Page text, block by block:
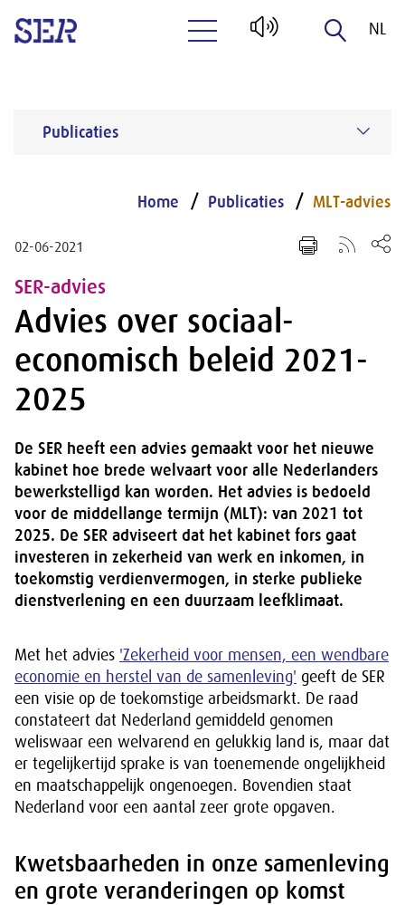
NL
Publicaties
Home Publicaties MLT-advies
02-06-2021
SER-advies
Advies over sociaal-
economisch beleid 2021-
2025
De SER heeft een advies gemaakt voor het nieuwe
kabinet hoe brede welvaart voor alle Nederlanders
bewerkstelligd kan worden. Het advies is bedoeld
voor de middellange termijn (MLT): van 2021 tot
2025. De SER adviseert dat het kabinet fors gaat
investeren in zekerheid van werk en inkomen, in
toekomstig verdienvermogen, in sterke publieke
dienstverlening en een duurzaam leefklimaat.
Met het advies 'Zekerheid voor mensen, een wendbare
economie en herstel van de samenleving' geeft de SER
een visie op de toekomstige arbeidsmarkt. De raad
constateert dat Nederland gemiddeld genomen
weliswaar een welvarend en gelukkig land is, maar dat
er tegelijkertijd sprake is van toenemende ongelijkheid
en maatschappelijk ongenoegen. Bovendien staat
Nederland voor een aantal zeer grote opgaven.
Kwetsbaarheden in onze samenleving
en grote veranderingen op komst